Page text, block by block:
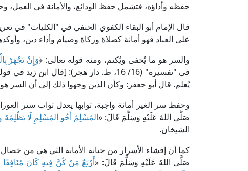
حفظه وأداؤه، فتشمل حفظ الودائع، والأمانة في العمل،
على العباد فهو أمانة كصلاة وزكاة وصيام وأداء دين،
والسر هو ما يُخفى ويُكتم، ومنه قوله تعالى: ﴿وَإِنْ تَجْهَرْ
في "تفسيره" (16/ 16، ط. دار هجر): [قال ابن زيد في قوله: ﴿
يُعلم. قال أبو جعفر: وكأن الذين وجهوا ذلك إلى أن السر
وحفظ سر الغير أمانة واجبة، ثوابها يعدل ثواب ستر
صَلَّى اللهُ عَلَيْهِ وَسَلَّمَ قَالَ: «المُسْلِمُ أَخُو المُسْلِمِ لَا يَظْلِمُهُ
الشيخان.
كما أن إفشاء الأسرار من خيانة الأمانة التي هي من
صَلَّى اللهُ عَلَيْهِ وَسَلَّمَ قَالَ: «أَرْبَعٌ مَنْ كُنَّ فِيهِ كَانَ